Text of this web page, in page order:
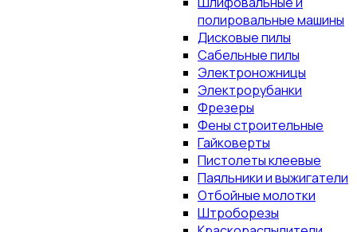
полировальные машины
Дисковые пилы
Сабельные пилы
Электроножницы
Электрорубанки
Фрезеры
Фены строительные
Гайковерты
Пистолеты клеевые
Паяльники и выжигатели
Отбойные молотки
Штроборезы